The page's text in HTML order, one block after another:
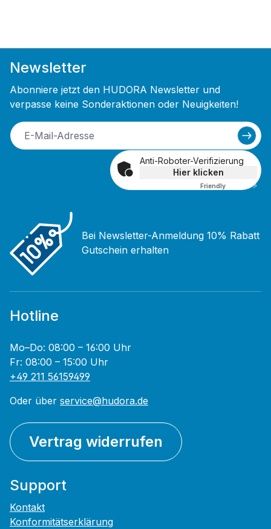
Newsletter
Abonniere jetzt den HUDORA Newsletter und
verpasse keine Sonderaktionen oder Neuigkeiten!
Anti-Roboter-Verifizierung
Hier klicken
Friendly Captcha ⇗
Bei Newsletter-Anmeldung 10% Rabatt
Gutschein erhalten
Hotline
Mo–Do: 08:00 – 16:00 Uhr
Fr: 08:00 – 15:00 Uhr
+49 211 56159499
Oder über service@hudora.de
Vertrag widerrufen
Support
Kontakt
Konformitätserklärung